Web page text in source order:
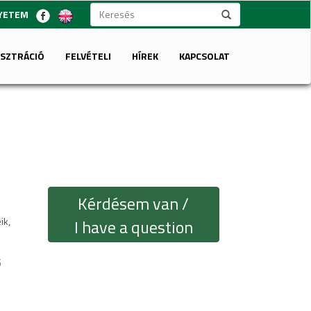
FELVÉTELI HÍREK KAPCSOLAT
Kérdésem van /
I have a question